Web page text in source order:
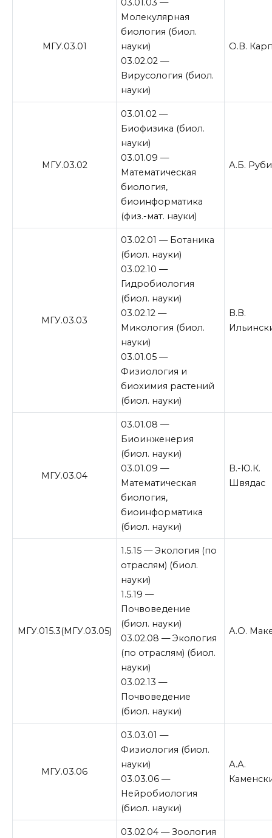
МГУ.03.01
03.01.03 —
Молекулярная
биология (биол.
науки)
03.02.02 —
Вирусология (биол.
науки)
О.В.
МГУ.03.02
03.01.02 —
Биофизика (биол.
науки)
03.01.09 —
Математическая
биология,
биоинформатика
(физ.-мат. науки)
А.Б.
МГУ.03.03
03.02.01 — Ботаника
(биол. науки)
03.02.10 —
Гидробиология
(биол. науки)
03.02.12 —
Микология (биол.
науки)
03.01.05 —
Физиология и
биохимия растений
(биол. науки)
В.В.
МГУ.03.04
03.01.08 —
Биоинженерия
(биол. науки)
03.01.09 —
Математическая
биология,
биоинформатика
(биол. науки)
В.-Ю.К.
Швядас
МГУ.015.3(МГУ.03.05)
1.5.15 — Экология (по
отраслям) (биол.
науки)
1.5.19 —
Почвоведение
(биол. науки)
03.02.08 — Экология
(по отраслям) (биол.
науки)
03.02.13 —
Почвоведение
(биол. науки)
А.О.
МГУ.03.06
03.03.01 —
Физиология (биол.
науки)
03.03.06 —
Нейробиология
(биол. науки)
А.А.
03.02.04 — Зоология